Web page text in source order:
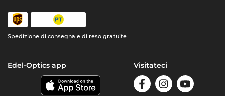
Spedizione di consegna e di reso gratuite
Edel-Optics app Visitateci